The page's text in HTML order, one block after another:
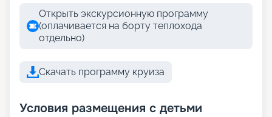
Открыть экскурсионную программу
(оплачивается на борту теплохода
отдельно)
Скачать программу круиза
Условия размещения с детьми